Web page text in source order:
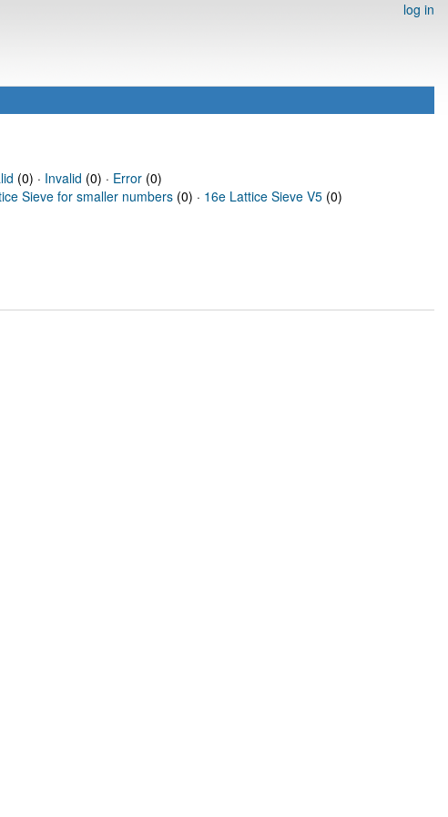
log in
(0) · Invalid (0) · Error(0)
Sieve for smaller numbers (0) · 16e Lattice Sieve V5 (0)